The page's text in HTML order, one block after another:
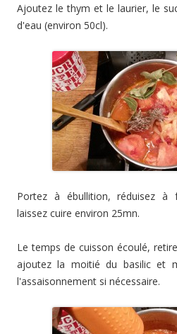
Ajoutez le thym et le laurier, le
d'eau (environ 50cl).
Portez à ébullition, réduisez à
laissez cuire environ 25mn.
Le temps de cuisson écoulé,
ajoutez la moitié du basilic et
l'assaisonnement si nécessaire.